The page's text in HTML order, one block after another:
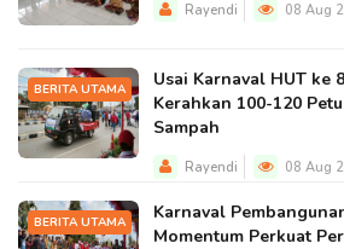
Rayendi 08 Aug
BERITA UTAMA
Usai Karnaval HUT ke
Kerahkan 100-120
Sampah
Rayendi 08 Aug
BERITA UTAMA
Karnaval
Momentum Perkuat